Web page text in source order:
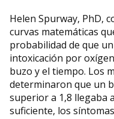
Helen Spurway, PhD,
curvas matemáticas
probabilidad de que
intoxicación por
buzo y el tiempo. Los
determinaron que un
superior a 1,8 llegaba
suficiente, los